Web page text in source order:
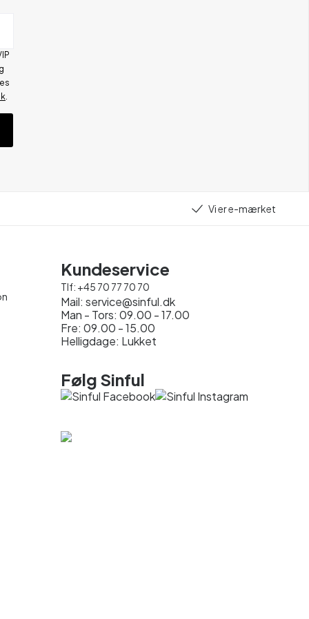
Vi er e-mærket
Kundeservice
Tlf: +45 70 77 70 70
Mail: service@sinful.dk
Man - Tors: 09.00 - 17.00
Fre: 09.00 - 15.00
Helligdage: Lukket
Følg Sinful